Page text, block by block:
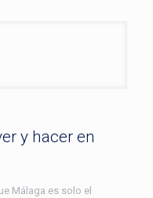
y hacer en
Málaga es solo el